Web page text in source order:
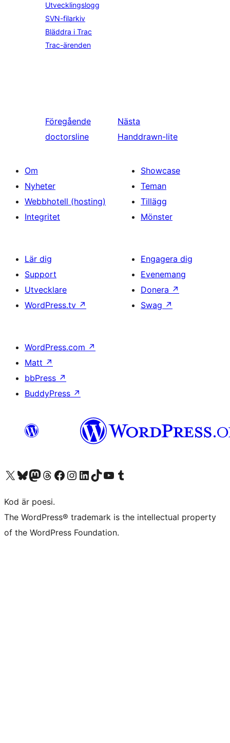
Utvecklingslogg
SVN-filarkiv
Bläddra i Trac
Trac-ärenden
Föregående
doctorsline
Nästa
Handdrawn-lite
Om
Nyheter
Webbhotell (hosting)
Integritet
Showcase
Teman
Tillägg
Mönster
Lär dig
Support
Utvecklare
WordPress.tv ↗
Engagera dig
Evenemang
Donera ↗
Swag ↗
WordPress.com ↗
Matt ↗
bbPress ↗
BuddyPress ↗
Besök vår X-konto (f.d. Twitter)
Besök vårt Bluesky-konto
Besök vårt Mastodon-konto
Besök vårt Thread-konto
Besök vår Facebook-sidaBesök vårt Instagram-konto
Besök vårt LinkedIn-konto
Besök vårt TikTok-konto
Besök vår YouTube-kanalBesök vårt Tumblr-konto
Kod är poesi.
The WordPress® trademark is the intellectual property
of the WordPress Foundation.